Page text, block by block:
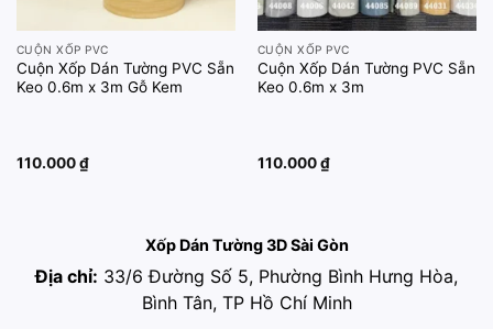
CUỘN XỐP PVC
Cuộn Xốp Dán Tường PVC Sẵn
Keo 0.6m x 3m Gỗ Kem
110.000₫
CUỘN XỐP PVC
Cuộn Xốp Dán Tường PVC Sẵn
Keo 0.6m x 3m
110.000₫
Xốp Dán Tường 3D Sài Gòn
Địa chỉ: 33/6 Đường Số 5, Phường Bình Hưng Hòa,
Bình Tân, TP Hồ Chí Minh